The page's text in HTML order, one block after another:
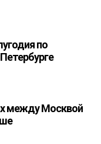
по
между Москвой